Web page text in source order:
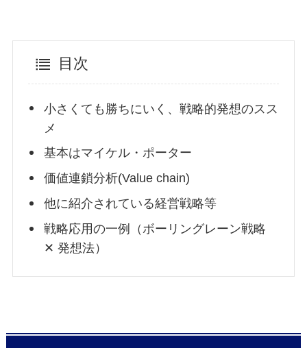
目次
小さくても勝ちにいく、戦略的発想のスス
メ
基本はマイケル・ポーター
価値連鎖分析(Value chain)
他に紹介されている経営戦略等
戦略応用の一例（ボーリングレーン戦略
✕ 発想法）